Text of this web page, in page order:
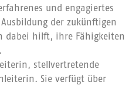
und engagiertes
der zukünftigen
dabei hilft, ihre Fähigkeiten
stellvertretende
Sie verfügt über